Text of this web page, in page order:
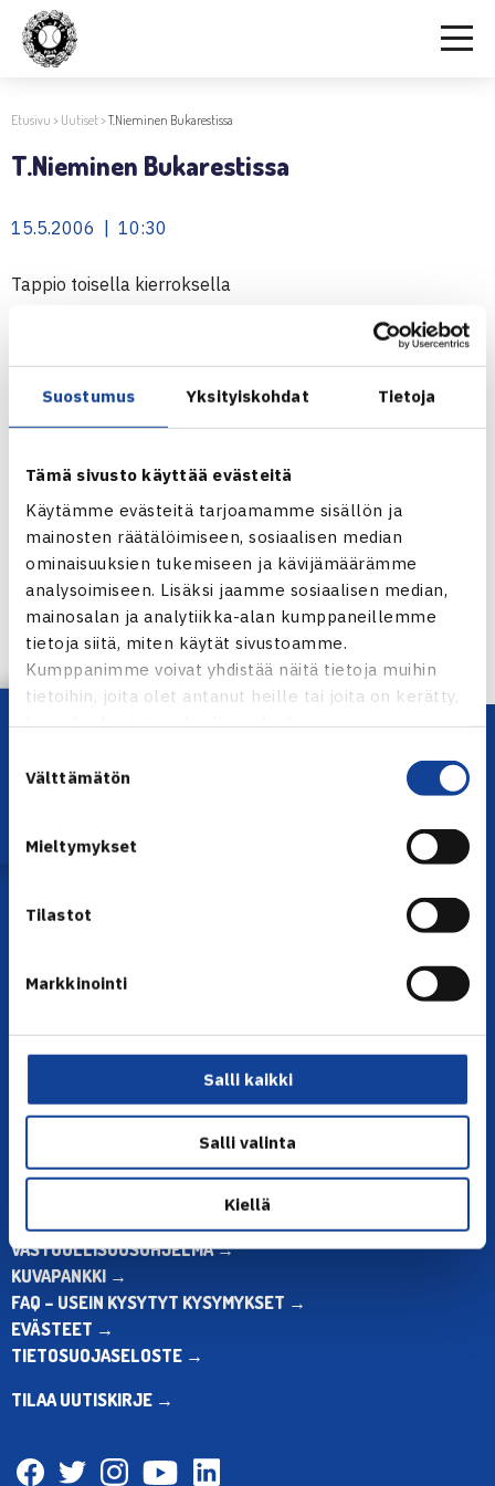
Suostumus Yksityiskohdat Tietoja
Tämä sivusto käyttää evästeitä
Käytämme evästeitä tarjoamamme sisällön ja
mainosten räätälöimiseen, sosiaalisen median
ominaisuuksien tukemiseen ja kävijämäärämme
analysoimiseen. Lisäksi jaamme sosiaalisen median,
mainosalan ja analytiikka-alan kumppaneillemme
tietoja siitä, miten käytät sivustoamme.
Kumppanimme voivat yhdistää näitä tietoja muihin
tietoihin, joita olet antanut heille tai joita on kerätty,
kun olet käyttänyt heidän palvelujaan.
valinta
Välttämätön
Mieltymykset
Tilastot
Markkinointi
Salli kaikki
Salli valinta
Kiellä
Etusivu > Uutiset>T.Nieminen Bukarestissa
T.Nieminen Bukarestissa
15.5.2006 | 10:30
Tappio toisella kierroksella
Kroatialaiskarsija Vjekoslav Skenderovic kukisti Timo
Niemisen Bukarestin 10.000$ ITF Futures-turnauksen
toisella kierroksella luvuin 6-4, 6-4.
(RN)
← Edellinen
Seuraava uutinen: Laine Roomassa,
J.Nieminen… →
Lataa OmaTennis!
YHTEYSTIEDOT
Puh. 010 574 3959
Muina aikoina olkaa yhteydessä
sähköpostitse: toimisto@tennis.fi
KAIKKI YHTEYSTIEDOT →
ALOITA HARRASTUS →
TENNIKSEN STRATEGIA 2024 →
VASTUULLISUUSOHJELMA →
KUVAPANKKI →
FAQ – USEIN KYSYTYT KYSYMYKSET →
EVÄSTEET →
TIETOSUOJASELOSTE →
TILAA UUTISKIRJE →